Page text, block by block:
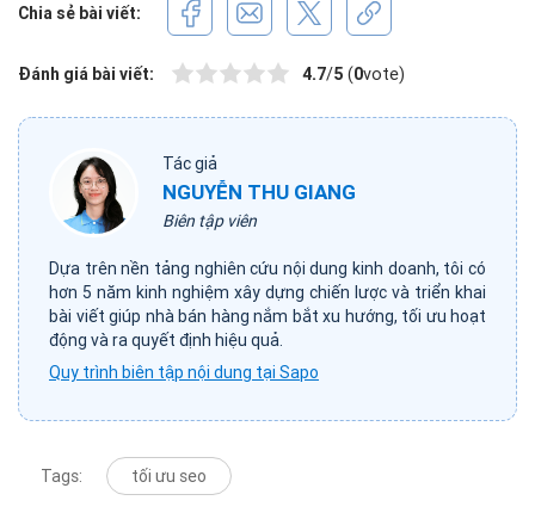
Chia sẻ bài viết:
Đánh giá bài viết: 4.7/5 (0vote)
Tác giả
NGUYỄN THU GIANG
Biên tập viên
Dựa trên nền tảng nghiên cứu nội dung kinh doanh, tôi có
hơn 5 năm kinh nghiệm xây dựng chiến lược và triển khai
bài viết giúp nhà bán hàng nắm bắt xu hướng, tối ưu hoạt
động và ra quyết định hiệu quả.
Quy trình biên tập nội dung tại Sapo
Tags: tối ưu seo